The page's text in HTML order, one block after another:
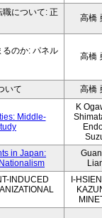
について: 正
高橋
のか: パネル
高橋
いて 高橋
Middle-
K
in Japan:
INDUCED
I-